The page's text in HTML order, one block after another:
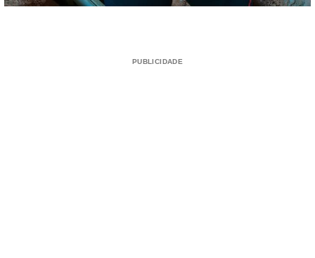
PUBLICIDADE